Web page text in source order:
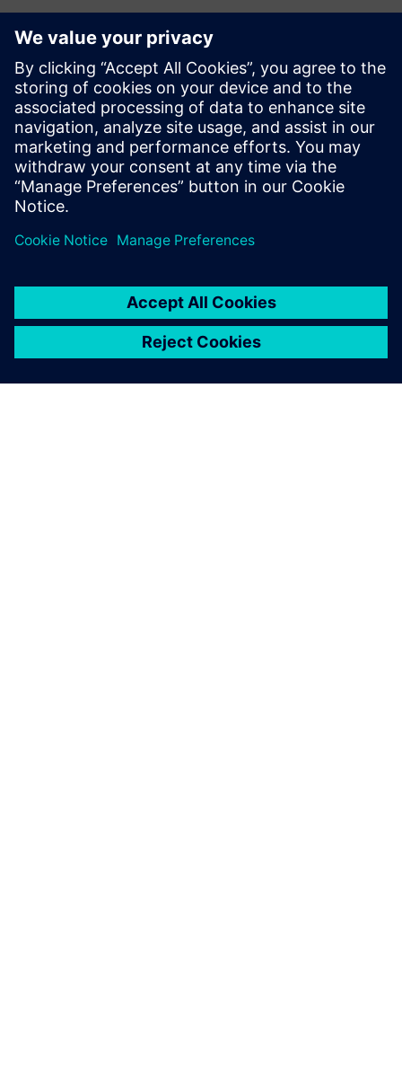
E-knjiga| Revolucionizujte svoju automobilsku proizvodnju
održivim rešenjima
Beli papir| Kontinuirana proizvodnja u farmaceutskoj
industriji
E-knjiga| Optimizirajte kvalitet, produktivnost i održivost u
proizvodnji baterija